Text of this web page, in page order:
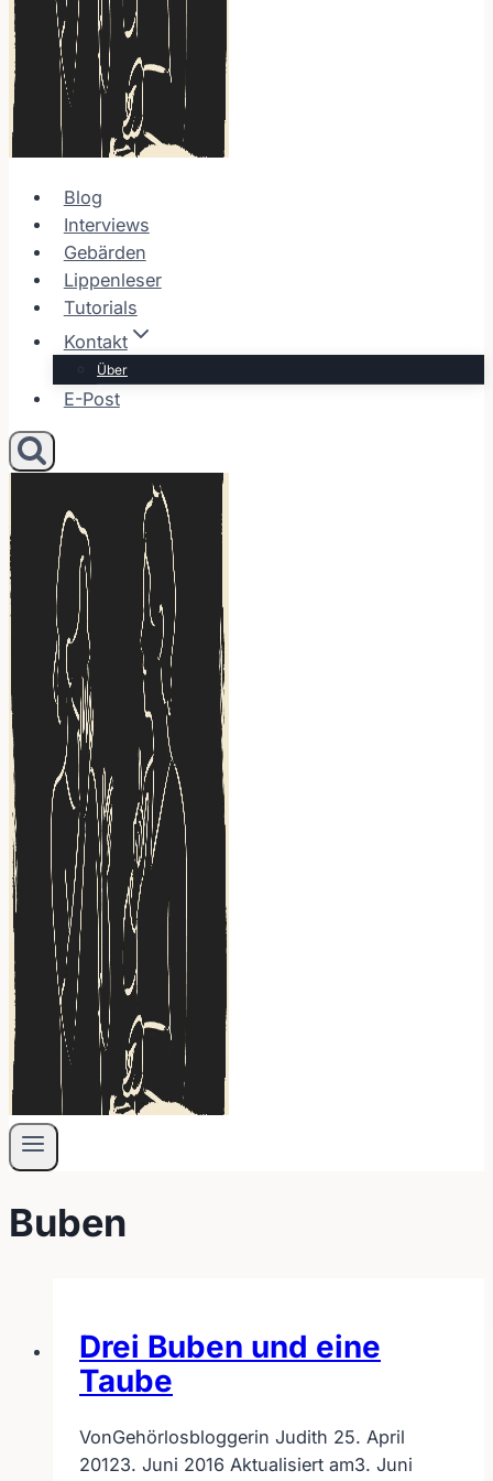
Blog
Interviews
Gebärden
Lippenleser
Tutorials
Kontakt
Über
E-Post
Buben
Drei Buben und eine
Taube
VonGehörlosbloggerin Judith 25. April
20123. Juni 2016 Aktualisiert am3. Juni